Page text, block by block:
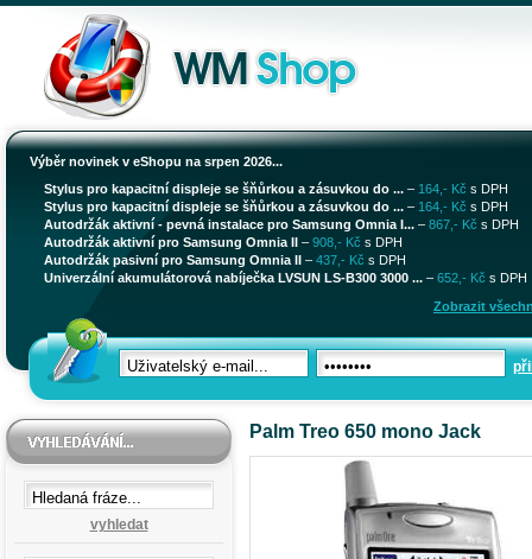
Výběr novinek v eShopu na srpen 2026...
Stylus pro kapacitní displeje se šňůrkou a zásuvkou do ... – 164,- Kč s DPH
Stylus pro kapacitní displeje se šňůrkou a zásuvkou do ... – 164,- Kč s DPH
Autodržák aktivní - pevná instalace pro Samsung Omnia I... – 867,- Kč s DPH
Autodržák aktivní pro Samsung Omnia II – 908,- Kč s DPH
Autodržák pasivní pro Samsung Omnia II – 437,- Kč s DPH
Univerzální akumulátorová nabíječka LVSUN LS-B300 3000 ... – 652,- Kč s DPH
Zobrazit
vyhledat
Palm Treo 650 mono Jack